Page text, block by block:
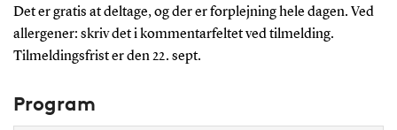
Det er gratis at deltage, og der er forplejning hele dagen. Ved
allergener: skriv det i kommentarfeltet ved tilmelding.
Tilmeldingsfrist er den 22. sept.
Program